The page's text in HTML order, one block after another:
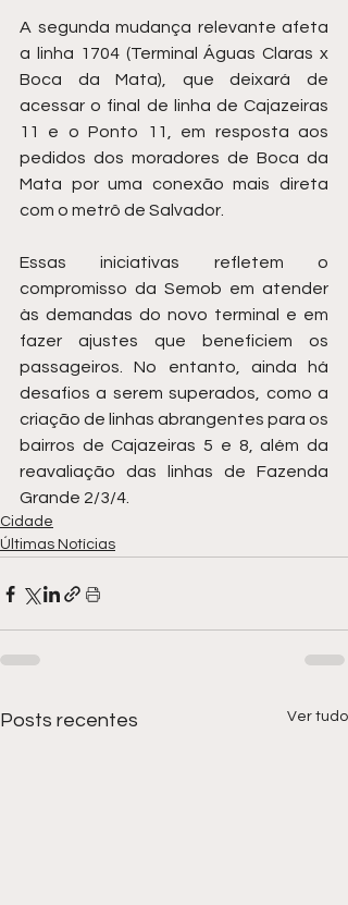
A segunda mudança relevante afeta
a linha 1704 (Terminal Águas Claras x
Boca da Mata), que deixará de
acessar o final de linha de Cajazeiras
11 e o Ponto 11, em resposta aos
pedidos dos moradores de Boca da
Mata por uma conexão mais direta
com o metrô de Salvador.
Essas iniciativas refletem o
compromisso da Semob em atender
às demandas do novo terminal e em
fazer ajustes que beneficiem os
passageiros. No entanto, ainda há
desafios a serem superados, como a
criação de linhas abrangentes para os
bairros de Cajazeiras 5 e 8, além da
reavaliação das linhas de Fazenda
Grande 2/3/4.
Cidade
Últimas Notícias
Posts recentes Ver tudo